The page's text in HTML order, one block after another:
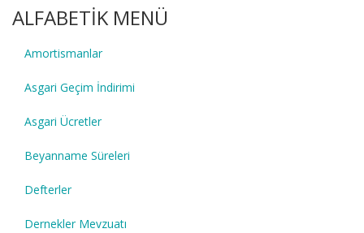
ALFABETİK MENÜ
Amortismanlar
Asgari Geçim İndirimi
Asgari Ücretler
Beyanname Süreleri
Defterler
Dernekler Mevzuatı